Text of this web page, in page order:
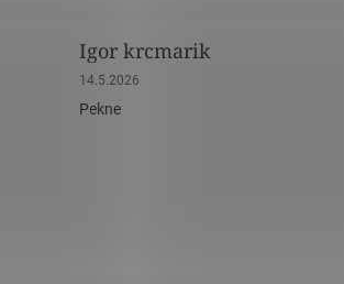
Igor krcmarik
Hodnotenie obchodu je 5 z 5 hviezdičiek.
14.5.2026
Pekne